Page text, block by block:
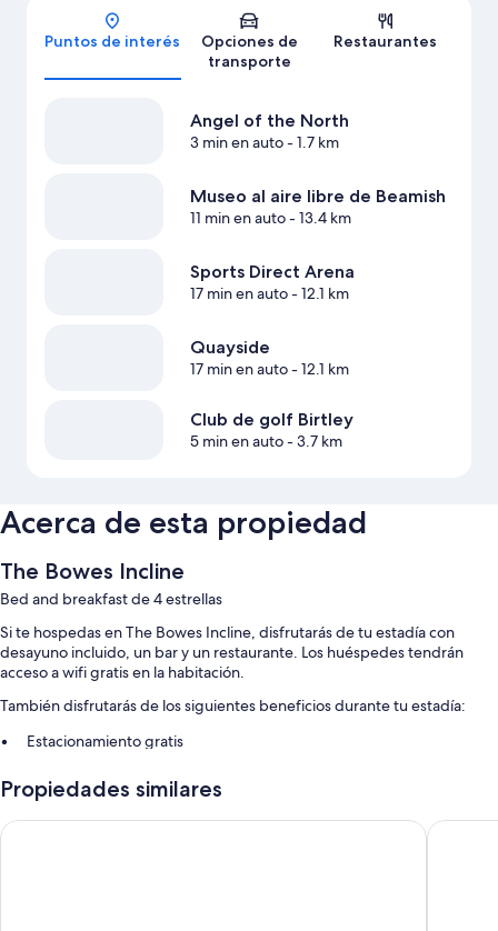
Mapa
Puntos de interés
Opciones de
transporte
Restaurantes
Angel of the North
3 min en auto- 1.7 km
Museo al aire libre de Beamish
11 min en auto- 13.4 km
Sports Direct Arena
17 min en auto- 12.1 km
Quayside
17 min en auto- 12.1 km
Club de golf Birtley
5 min en auto- 3.7 km
Acerca de esta propiedad
The Bowes Incline
Bed and breakfast de 4 estrellas
Si te hospedas en The Bowes Incline, disfrutarás de tu estadía con
desayuno incluido, un bar y un restaurante. Los huéspedes tendrán
acceso a wifi gratis en la habitación.
También disfrutarás de los siguientes beneficios durante tu estadía:
Estacionamiento gratis
áreas para no fumadores
Resguardo de equipaje y organización de bodas
Propiedades similares
Lumley Castle Hotel The